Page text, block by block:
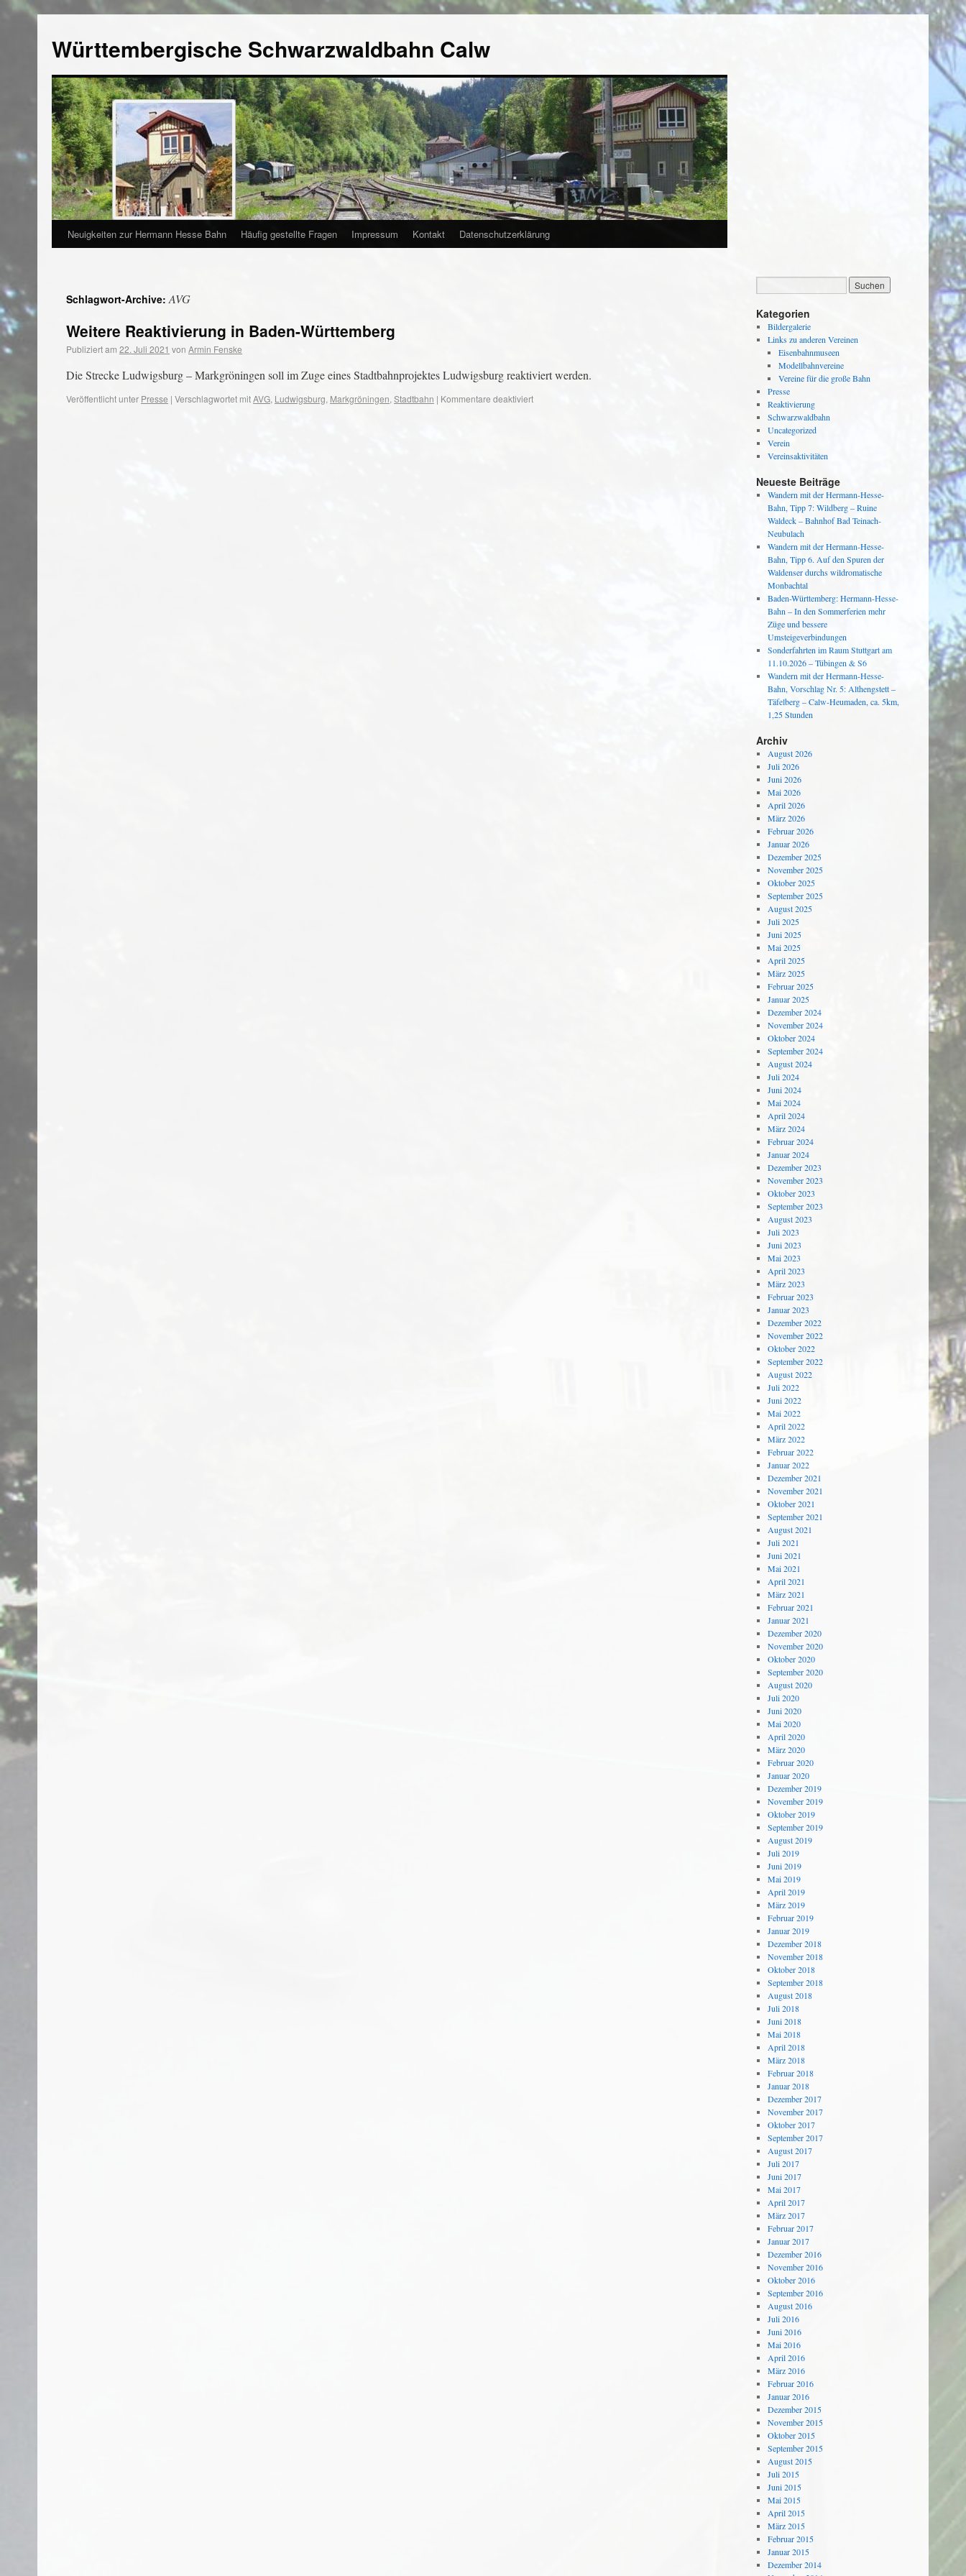
Württembergische Schwarzwaldbahn Calw
Neuigkeiten zur Hermann Hesse Bahn Häufig gestellte Fragen Impressum Kontakt Datenschutzerklärung
Schlagwort-Archive:AVG
Weitere Reaktivierung in Baden-Württemberg
Publiziert am 22. Juli 2021 von Armin Fenske
Die Strecke Ludwigsburg – Markgröningen soll im Zuge eines Stadtbahnprojektes Ludwigsburg reaktiviert werden.
Veröffentlicht unter Presse | Verschlagwortet mitAVG, Ludwigsburg, Markgröningen, Stadtbahn | Kommentare deaktiviert
Kategorien
Bildergalerie
Links zu anderen Vereinen
Eisenbahnmuseen
Modellbahnvereine
Vereine für die große Bahn
Presse
Reaktivierung
Schwarzwaldbahn
Uncategorized
Verein
Vereinsaktivitäten
Neueste Beiträge
Wandern mit der Hermann-Hesse-
Bahn, Tipp 7: Wildberg – Ruine
Waldeck – Bahnhof Bad Teinach-
Neubulach
Wandern mit der Hermann-Hesse-
Bahn, Tipp 6. Auf den Spuren der
Waldenser durchs wildromatische
Monbachtal
Baden-Württemberg: Hermann-Hesse-
Bahn – In den Sommerferien mehr
Züge und bessere
Umsteigeverbindungen
Sonderfahrten im Raum Stuttgart am
11.10.2026 – Tübingen & S6
Wandern mit der Hermann-Hesse-
Bahn, Vorschlag Nr. 5: Althengstett –
Täfelberg – Calw-Heumaden, ca. 5km,
1,25 Stunden
Archiv
August 2026
Juli 2026
Juni 2026
Mai 2026
April 2026
März 2026
Februar 2026
Januar 2026
Dezember 2025
November 2025
Oktober 2025
September 2025
August 2025
Juli 2025
Juni 2025
Mai 2025
April 2025
März 2025
Februar 2025
Januar 2025
Dezember 2024
November 2024
Oktober 2024
September 2024
August 2024
Juli 2024
Juni 2024
Mai 2024
April 2024
März 2024
Februar 2024
Januar 2024
Dezember 2023
November 2023
Oktober 2023
September 2023
August 2023
Juli 2023
Juni 2023
Mai 2023
April 2023
März 2023
Februar 2023
Januar 2023
Dezember 2022
November 2022
Oktober 2022
September 2022
August 2022
Juli 2022
Juni 2022
Mai 2022
April 2022
März 2022
Februar 2022
Januar 2022
Dezember 2021
November 2021
Oktober 2021
September 2021
August 2021
Juli 2021
Juni 2021
Mai 2021
April 2021
März 2021
Februar 2021
Januar 2021
Dezember 2020
November 2020
Oktober 2020
September 2020
August 2020
Juli 2020
Juni 2020
Mai 2020
April 2020
März 2020
Februar 2020
Januar 2020
Dezember 2019
November 2019
Oktober 2019
September 2019
August 2019
Juli 2019
Juni 2019
Mai 2019
April 2019
März 2019
Februar 2019
Januar 2019
Dezember 2018
November 2018
Oktober 2018
September 2018
August 2018
Juli 2018
Juni 2018
Mai 2018
April 2018
März 2018
Februar 2018
Januar 2018
Dezember 2017
November 2017
Oktober 2017
September 2017
August 2017
Juli 2017
Juni 2017
Mai 2017
April 2017
März 2017
Februar 2017
Januar 2017
Dezember 2016
November 2016
Oktober 2016
September 2016
August 2016
Juli 2016
Juni 2016
Mai 2016
April 2016
März 2016
Februar 2016
Januar 2016
Dezember 2015
November 2015
Oktober 2015
September 2015
August 2015
Juli 2015
Juni 2015
Mai 2015
April 2015
März 2015
Februar 2015
Januar 2015
Dezember 2014